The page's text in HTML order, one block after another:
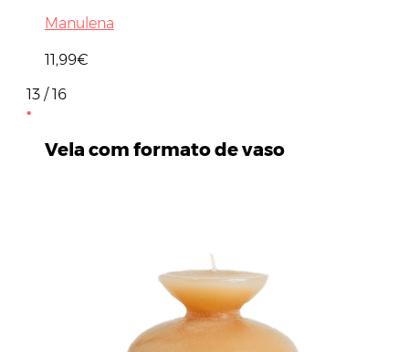
Manulena
11,99€
13 / 16
Vela com formato de vaso